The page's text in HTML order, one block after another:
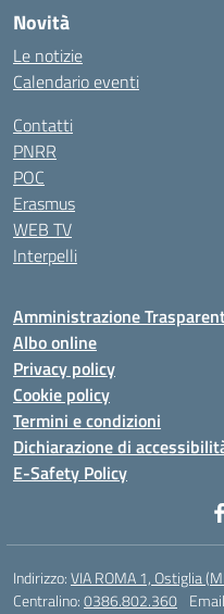
Novità
Le notizie
Calendario eventi
Contatti
PNRR
POC
Erasmus
WEB TV
Interpelli
Amministrazione
Albo online
Privacy policy
Cookie policy
Termini e condizioni
Dichiarazione di
E-Safety Policy
Indirizzo:VIA ROMA 1, Ostiglia
Centralino:0386.802.360